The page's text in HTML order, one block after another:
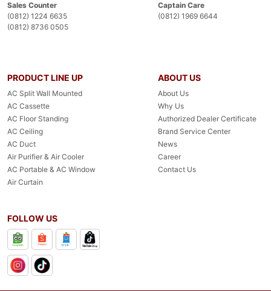
Sales Counter
(0812) 1224 6635
(0812) 8736 0505
Captain Care
(0812) 1969 6644
PRODUCT LINE UP
AC Split Wall Mounted
AC Cassette
AC Floor Standing
AC Ceiling
AC Duct
Air Purifier & Air Cooler
AC Portable & AC Window
Air Curtain
ABOUT US
About Us
Why Us
Authorized Dealer Certificate
Brand Service Center
News
Career
Contact Us
FOLLOW US